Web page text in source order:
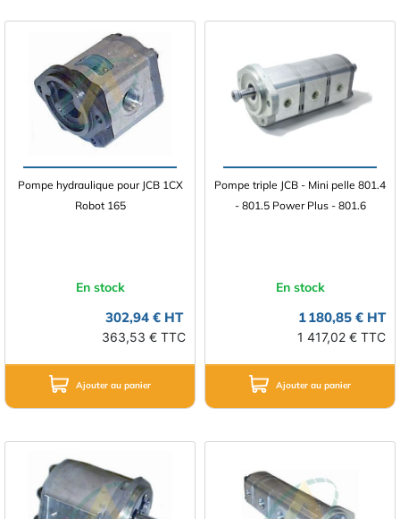
Pompe hydraulique pour JCB 1CX
Robot 165
En stock
302,94 € HT
363,53 € TTC
Ajouter au panier
Pompe triple JCB - Mini pelle 801.4
- 801.5 Power Plus - 801.6
En stock
1 180,85 € HT
1 417,02 € TTC
Ajouter au panier